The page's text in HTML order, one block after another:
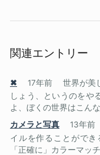
関連エントリー
✖ 17年前
世界が美
しょう、というのをや
よ、ぼくの世界はこん
カメラと写真
13年前
イルを作ることがで
「正確に」カラーマッ